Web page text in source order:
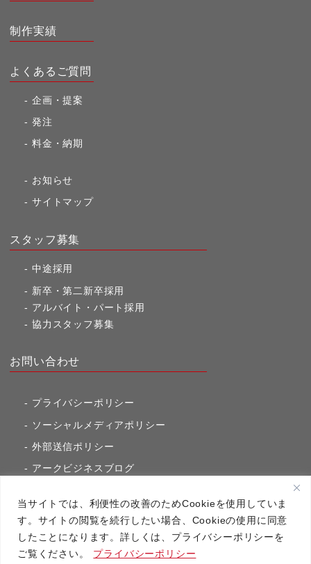
当サイトでは、利便性の改善のためCookieを使用していま
す。サイトの閲覧を続行したい場合、Cookieの使用に同意
したことになります。詳しくは、プライバシーポリシーを
ご覧ください。
プライバシーポリシー
制作実績
よくあるご質問
企画・提案
発注
料金・納期
お知らせ
サイトマップ
スタッフ募集
中途採用
新卒・第二新卒採用
アルバイト・パート採用
協力スタッフ募集
お問い合わせ
プライバシーポリシー
ソーシャルメディアポリシー
外部送信ポリシー
アークビジネスブログ
アーク・コミュニケーションズ
Copyright（C）2020 アーク・コミュニケーションズ All RightsReserved.